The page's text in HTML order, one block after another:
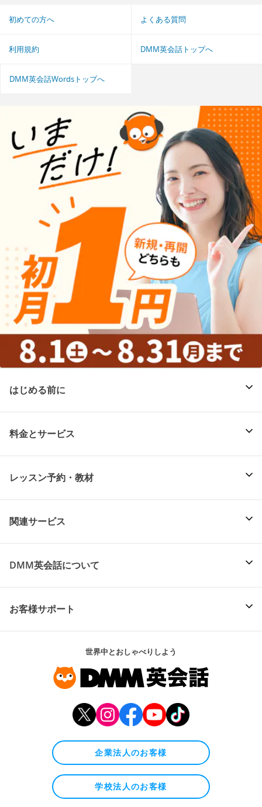
初めての方へ よくある質問
利用規約 DMM英会話トップへ
DMM英会話Wordsトップへ
はじめる前に
料金とサービス
レッスン予約・教材
関連サービス
DMM英会話について
お客様サポート
世界中とおしゃべりしよう
企業法人のお客様
学校法人のお客様